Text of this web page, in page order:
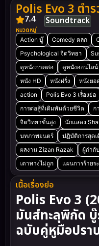
Polis Evo 3 ตำ
7.4 Soundtrack
หมวดหมู่
Action บู๊ Comedy ตลก
Psychological จิตวิทยา
ดูหนังภาคต่อ
ดูหนังออนไลน์
หนัง HD
หนังฝรั่ง หนังยอ
action
Polis Evo 3 เรื่องย่อ
การต่อสู้ที่เดิมพันด้วยชีวิต
ก
จิตวิทยาขั้นสูง
นักแสดง
บทภาพยนตร์
ปฏิบัติการสุดเ
ผลงาน Zizan Razak
ผู้กำกั
เดาทางไม่ถูก
แผนการร้ายร
เนื้อเรื่องย่อ
Polis Evo 3
มันส์ทะลุพิกัด บู๊
ฉบับคู่หูมือปรา